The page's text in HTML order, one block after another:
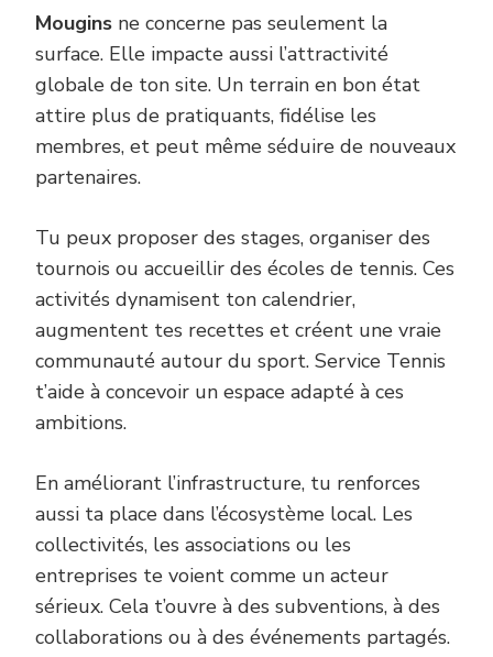
Mougins ne concerne pas seulement la
surface. Elle impacte aussi l’attractivité
globale de ton site. Un terrain en bon état
attire plus de pratiquants, fidélise les
membres, et peut même séduire de nouveaux
partenaires.
Tu peux proposer des stages, organiser des
tournois ou accueillir des écoles de tennis. Ces
activités dynamisent ton calendrier,
augmentent tes recettes et créent une vraie
communauté autour du sport. Service Tennis
t’aide à concevoir un espace adapté à ces
ambitions.
En améliorant l’infrastructure, tu renforces
aussi ta place dans l’écosystème local. Les
collectivités, les associations ou les
entreprises te voient comme un acteur
sérieux. Cela t’ouvre à des subventions, à des
collaborations ou à des événements partagés.